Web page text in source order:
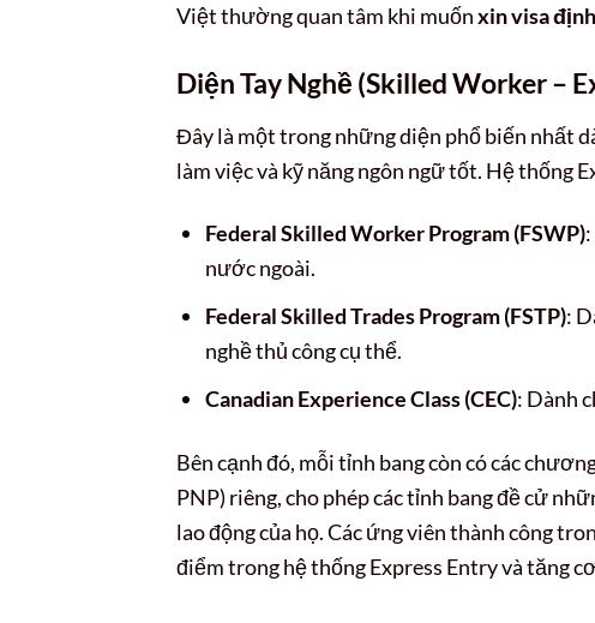
Việt thường quan tâm khi muốnxin visa
Diện Tay Nghề (Skilled Worker –
Đây là một trong những diện phổ biến nhất
làm việc và kỹ năng ngôn ngữ tốt. Hệ thống
Federal Skilled Worker Program (FSWP)
nước ngoài.
Federal Skilled Trades Program (FSTP):
nghề thủ công cụ thể.
Canadian Experience Class (CEC): Dành
Bên cạnh đó, mỗi tỉnh bang còn có các
PNP) riêng, cho phép các tỉnh bang đề cử
lao động của họ. Các ứng viên thành công
điểm trong hệ thống Express Entry và tăng